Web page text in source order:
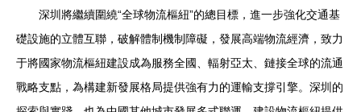
深圳將繼續圍繞“全球物流樞紐”的總目標，進一步強化交通基
礎設施的立體互聯，破解體制機制障礙，發展高端物流經濟，致力
于將國家物流樞紐建設成為服務全國、輻射亞太、鏈接全球的流通
戰略支點，為構建新發展格局提供強有力的運輸支撐引擎。深圳的